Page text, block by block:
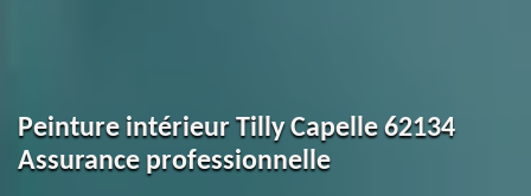
Peinture intérieur Tilly Capelle 62134
Assurance professionnelle